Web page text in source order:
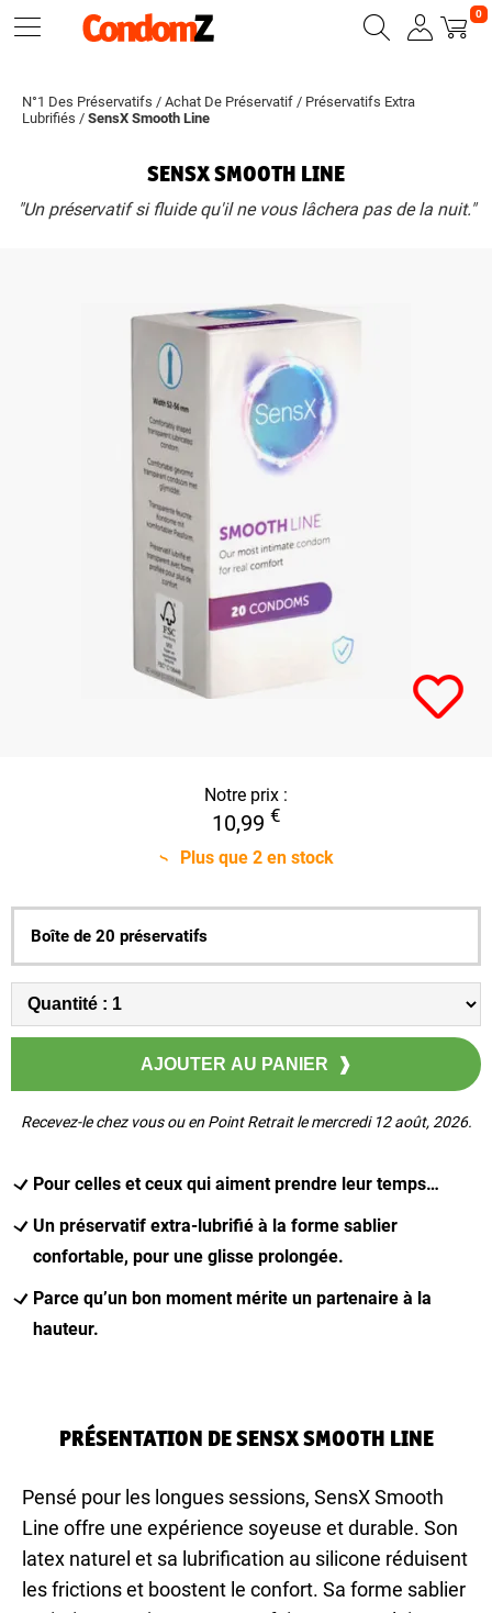
0
N°1 Des Préservatifs / Achat De Préservatif / Préservatifs Extra
Lubrifiés / SensX Smooth Line
SENSX SMOOTH LINE
"Un préservatif si fluide qu'il ne vous lâchera pas de la nuit."
Notre prix :
10,99 €
Plus que 2en stock
Boîte de 20 préservatifs
Recevez-le chez vous ou en Point Retrait le mercredi 12 août, 2026.
Pour celles et ceux qui aiment prendre leur temps…
Un préservatif extra-lubrifié à la forme sablier
confortable, pour une glisse prolongée.
Parce qu’un bon moment mérite un partenaire à la
hauteur.
PRÉSENTATION DE SENSX SMOOTH LINE
Pensé pour les longues sessions, SensX Smooth
Line offre une expérience soyeuse et durable. Son
latex naturel et sa lubrification au silicone réduisent
les frictions et boostent le confort. Sa forme sablier